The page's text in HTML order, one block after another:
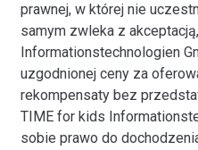
prawnej, w której nie
samym zwleka z
Informationstechnologien
uzgodnionej ceny za
rekompensaty bez
TIME for kids
sobie prawo do